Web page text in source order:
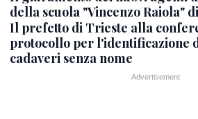
della scuola "Vincenzo Raiola"
Il prefetto di Trieste alla
protocollo per l'identificazione
cadaveri senza nome